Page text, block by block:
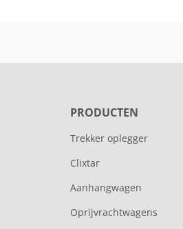
PRODUCTEN
Trekker oplegger
Clixtar
Aanhangwagen
Oprijvrachtwagens